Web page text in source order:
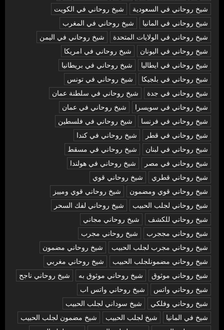
شيخ روحاني في السعودية
شيخ روحاني في الكويت
شيخ روحاني في المانيا
شيخ روحاني في المغرب
شيخ روحاني في الولايات المتحدة
شيخ روحاني في اليمن
شيخ روحاني في اليونان
شيخ روحاني في امريكا
شيخ روحاني في ايطاليا
شيخ روحاني في بريطانيا
شيخ روحاني في بلجيكا
شيخ روحاني في تونس
شيخ روحاني في جدة
شيخ روحاني في سلطنة عمان
شيخ روحاني في سويسرا
شيخ روحاني في عمان
شيخ روحاني في فرنسا
شيخ روحاني في فلسطين
شيخ روحاني في قطر
شيخ روحاني في كندا
شيخ روحاني في لبنان
شيخ روحاني في مسقط
شيخ روحاني في مصر
شيخ روحاني في هولندا
شيخ روحاني قطري
شيخ روحاني قوي
شيخ روحاني قوي ومضمون
شيخ روحاني قوي ومييز
شيخ روحاني لجلب الحبيب
شيخ روحاني لفك السحر
شيخ روحاني للكشف
شيخ روحاني مجاني
شيخ روحاني مججرب
شيخ روحاني مجرب
شيخ روحاني مجرب لجلب الحبيب
شيخ روحاني مضمون
شيخ روحاني مضمونلجلب الحبيب
شيخ روحاني مغربي
شيخ روحاني موثوق
شيخ روحاني موثوق به
شيخ روحاني ناجح
شيخ روحاني واتس
شيخ روحاني واتس اب
شيخ روحاني وفلكي
شيخ سوداني لجلب الحبيب
شيخ في المانيا
شيخ لجلب الحبيب
شيخ مضمون لجلب الحبيب